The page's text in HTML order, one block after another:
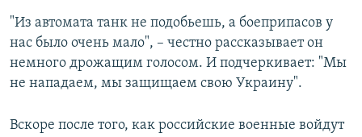
"Из автомата танк не подобьешь, а боеприпасов у
нас было очень мало", – честно рассказывает он
немного дрожащим голосом. И подчеркивает: "Мы
не нападаем, мы защищаем свою Украину".
Вскоре после того, как российские военные войдут